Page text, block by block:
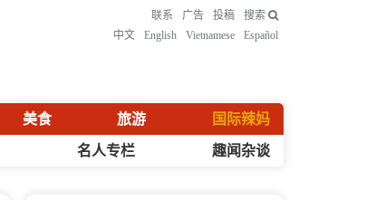
联系 广告 投稿
搜索
中文
English Vietnamese Español
美食 旅游 国际辣妈
名人专栏 趣闻杂谈